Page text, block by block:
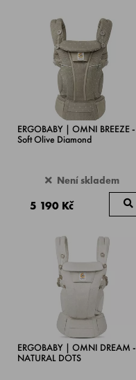
ERGOBABY | OMNI BREEZE -
Soft Olive Diamond
Není skladem
5 190 Kč
ERGOBABY | OMNI DREAM -
NATURAL DOTS